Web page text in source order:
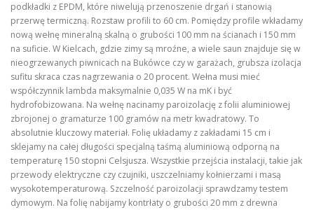
podkładki z EPDM, które niwelują przenoszenie drgań i stanowią
przerwę termiczną. Rozstaw profili to 60 cm. Pomiędzy profile wkładamy
nową wełnę mineralną skalną o grubości 100 mm na ścianach i 150 mm
na suficie. W Kielcach, gdzie zimy są mroźne, a wiele saun znajduje się w
nieogrzewanych piwnicach na Bukówce czy w garażach, grubsza izolacja
sufitu skraca czas nagrzewania o 20 procent. Wełna musi mieć
współczynnik lambda maksymalnie 0,035 W na mK i być
hydrofobizowana. Na wełnę nacinamy paroizolację z folii aluminiowej
zbrojonej o gramaturze 100 gramów na metr kwadratowy. To
absolutnie kluczowy materiał. Folię układamy z zakładami 15 cm i
sklejamy na całej długości specjalną taśmą aluminiową odporną na
temperaturę 150 stopni Celsjusza. Wszystkie przejścia instalacji, takie jak
przewody elektryczne czy czujniki, uszczelniamy kołnierzami i masą
wysokotemperaturową. Szczelność paroizolacji sprawdzamy testem
dymowym. Na folię nabijamy kontrłaty o grubości 20 mm z drewna